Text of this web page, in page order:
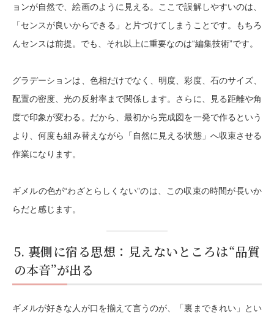
ョンが自然で、絵画のように見える。ここで誤解しやすいのは、
「センスが良いからできる」と片づけてしまうことです。もちろ
んセンスは前提。でも、それ以上に重要なのは“編集技術”です。
グラデーションは、色相だけでなく、明度、彩度、石のサイズ、
配置の密度、光の反射率まで関係します。さらに、見る距離や角
度で印象が変わる。だから、最初から完成図を一発で作るという
より、何度も組み替えながら「自然に見える状態」へ収束させる
作業になります。
ギメルの色が“わざとらしくない”のは、この収束の時間が長いか
らだと感じます。
5. 裏側に宿る思想：見えないところは“品質
の本音”が出る
ギメルが好きな人が口を揃えて言うのが、「裏まできれい」とい